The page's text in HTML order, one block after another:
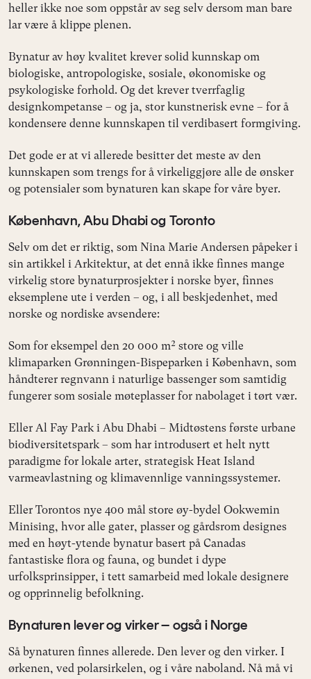
heller ikke noe som oppstår av seg selv dersom man bare
lar være å klippe plenen.
Bynatur av høy kvalitet krever solid kunnskap om
biologiske, antropologiske, sosiale, økonomiske og
psykologiske forhold. Og det krever tverrfaglig
designkompetanse – og ja, stor kunstnerisk evne – for å
kondensere denne kunnskapen til verdibasert formgiving.
Det gode er at vi allerede besitter det meste av den
kunnskapen som trengs for å virkeliggjøre alle de ønsker
og potensialer som bynaturen kan skape for våre byer.
København, Abu Dhabi og Toronto
Selv om det er riktig, som Nina Marie Andersen påpeker i
sin artikkel i Arkitektur, at det ennå ikke finnes mange
virkelig store bynaturprosjekter i norske byer, finnes
eksemplene ute i verden – og, i all beskjedenhet, med
norske og nordiske avsendere:
Som for eksempel den 20 000 m² store og ville
klimaparken Grønningen-Bispeparken i København, som
håndterer regnvann i naturlige bassenger som samtidig
fungerer som sosiale møteplasser for nabolaget i tørt vær.
Eller Al Fay Park i Abu Dhabi – Midtøstens første urbane
biodiversitetspark – som har introdusert et helt nytt
paradigme for lokale arter, strategisk Heat Island
varmeavlastning og klimavennlige vanningssystemer.
Eller Torontos nye 400 mål store øy-bydel Ookwemin
Minising, hvor alle gater, plasser og gårdsrom designes
med en høyt-ytende bynatur basert på Canadas
fantastiske flora og fauna, og bundet i dype
urfolksprinsipper, i tett samarbeid med lokale designere
og opprinnelig befolkning.
Bynaturen lever og virker – også i Norge
Så bynaturen finnes allerede. Den lever og den virker. I
ørkenen, ved polarsirkelen, og i våre naboland. Nå må vi